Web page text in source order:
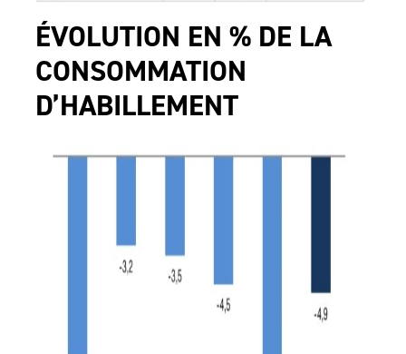
ÉVOLUTION EN % DE LA
CONSOMMATION
D’HABILLEMENT